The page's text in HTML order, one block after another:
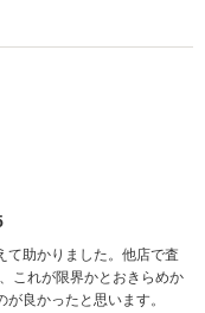
ジでございます。 この
ありがとうございまし
て助かりました。他店で査
これが限界かとおきらめか
良かったと思います。